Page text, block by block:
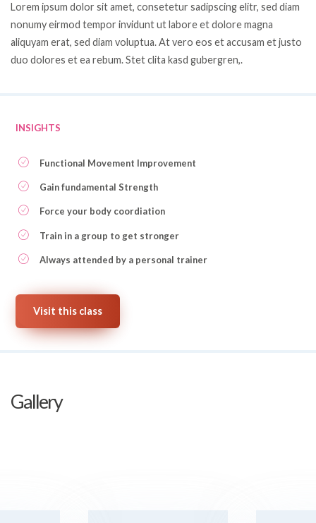
Lorem ipsum dolor sit amet, consetetur sadipscing elitr, sed diam
nonumy eirmod tempor invidunt ut labore et dolore magna
aliquyam erat, sed diam voluptua. At vero eos et accusam et justo
duo dolores et ea rebum. Stet clita kasd gubergren,.
INSIGHTS
Functional Movement Improvement
Gain fundamental Strength
Force your body coordiation
Train in a group to get stronger
Always attended by a personal trainer
Visit this class
Gallery